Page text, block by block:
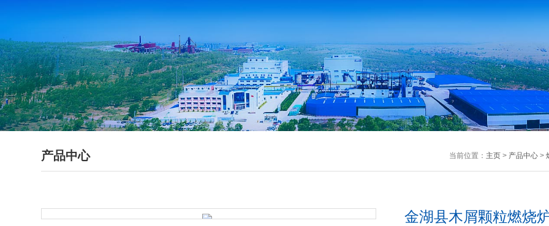
产品中心 当前位置： 主页> 产品中心>
< >
金湖县木屑颗粒燃烧